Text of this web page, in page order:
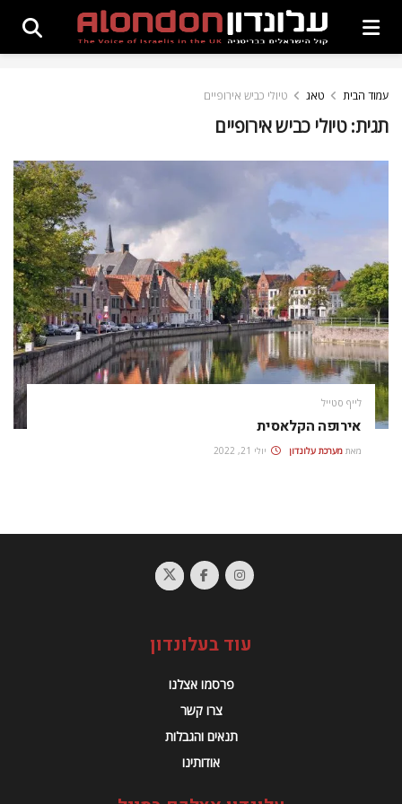
עמוד הבית טאג טיולי כביש אירופיים
תגית:טיולי כביש אירופיים
לייף סטייל
אירופה הקלאסית
מאת מערכת עלונדון יולי 21, 2022
עוד בעלונדון
פרסמו אצלנו
צרו קשר
תנאים והגבלות
אודותינו